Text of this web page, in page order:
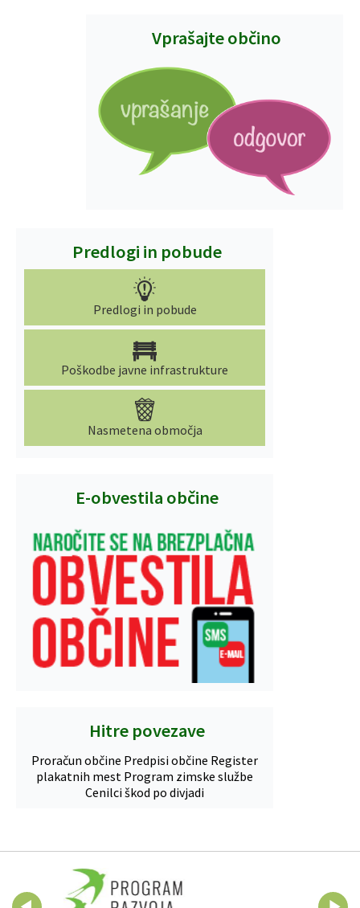
Vprašajte občino
Predlogi in pobude
Predlogi in pobude
Poškodbe javne infrastrukture
Nasmetena območja
E-obvestila občine
Hitre povezave
Proračun občine Predpisi občine Register
plakatnih mest Program zimske službe
Cenilci škod po divjadi